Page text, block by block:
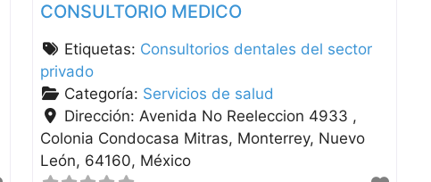
CONSULTORIO MEDICO
Etiquetas: Consultorios dentales del sector
privado
Categoría: Servicios de salud
Dirección: Avenida No Reeleccion 4933 ,
Colonia Condocasa Mitras Monterrey Nuevo
León 64160 México